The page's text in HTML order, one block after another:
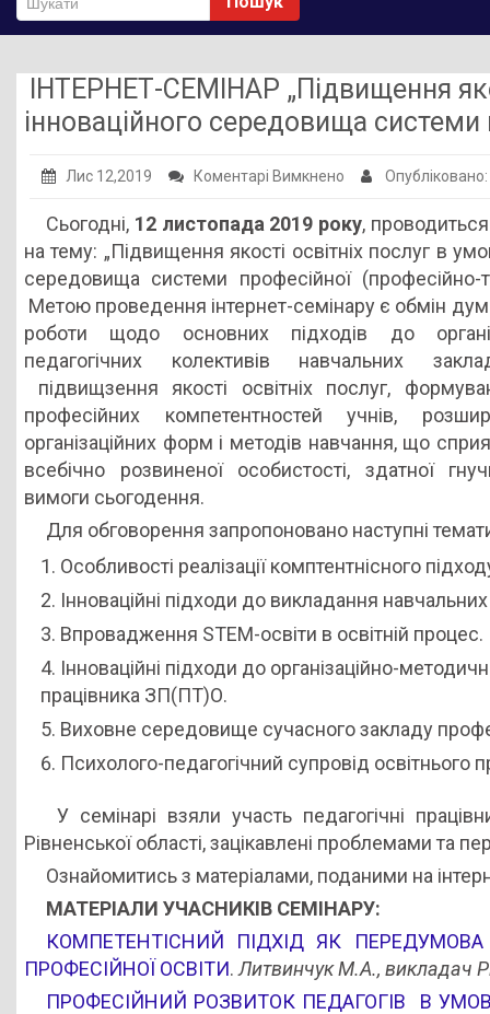
Публічна інформація
Оголошення
НМЦ ПТО України
ІНТЕРНЕТ-СЕМІНАР „Підвищення
інноваційного середовища системи
Лис 12,2019 Коментарі Вимкнено до
СЕМІНАР
„Підвищення
якості
освітніх
послуг
в
умовах
інноваційного
середовища
системи
(професійно-
технічної)
Сьогодні, 12 листопада 2019 року,
на тему: „Підвищення якості освітніх послуг в
середовища системи професійної (професійно-
Метою проведення інтернет-семінару є обмін
роботи щодо основних підходів до
педагогічних колективів навчальних
підвищзення якості освітніх послуг,
професійних компетентностей учнів,
організаційних форм і методів навчання, що
всебічно розвиненої особистості, здатної
вимоги сьогодення.
Для обговорення запропоновано наступні
Особливості реалізації комптентнісного
Інноваційні підходи до викладання
Впровадження STEM-освіти в освітній процес.
Інноваційні підходи до організаційно-
працівника ЗП(ПТ)О.
Виховне середовище сучасного закладу
Психолого-педагогічний супровід
У семінарі взяли участь педагогічні
Рівненської області, зацікавлені проблемами та
Ознайомитись з матеріалами, поданими на
МАТЕРІАЛИ УЧАСНИКІВ СЕМІНАРУ:
КОМПЕТЕНТІСНИЙ ПІДХІД ЯК
ПРОФЕСІЙНОЇ ОСВІТИ. Литвинчук М.А., викладач
ПРОФЕСІЙНИЙ РОЗВИТОК ПЕДАГОГІВ В